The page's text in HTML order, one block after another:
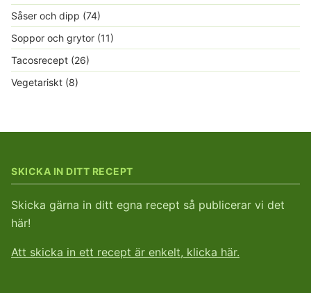
Såser och dipp (74)
Soppor och grytor (11)
Tacosrecept (26)
Vegetariskt (8)
SKICKA IN DITT RECEPT
Skicka gärna in ditt egna recept så publicerar vi det
här!
Att skicka in ett recept är enkelt, klicka här.